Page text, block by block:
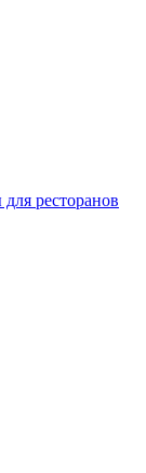
ресторанов